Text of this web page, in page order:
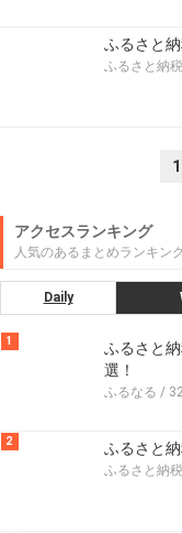
ふるさと
ふるさと納
1
アクセスランキング
人気のあるまとめランキン
Daily
1
ふるさと
選！
ふるなる /
2 ふるさと
ふるさと納